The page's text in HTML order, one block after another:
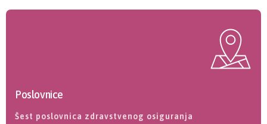
Poslovnice
Šest poslovnica zdravstvenog osiguranja